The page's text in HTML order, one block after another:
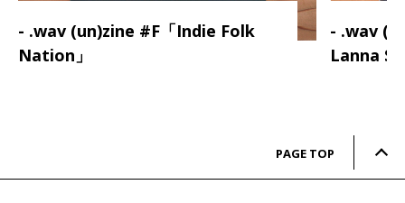
- .wav (un)zine #F「Indie Folk
Nation」
- .wav
Lanna
PAGE TOP